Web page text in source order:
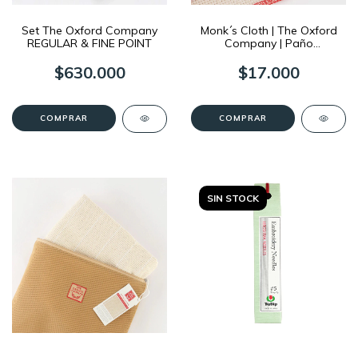
Set The Oxford Company
REGULAR & FINE POINT
$630.000
Monk´s Cloth | The Oxford
Company | Paño
$17.000
COMPRAR
SIN STOCK